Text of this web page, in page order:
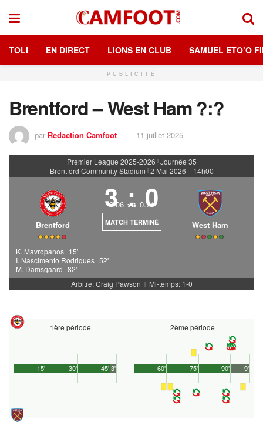
TOLI EN DIRECT LIONS EN CLUB SAMUEL ETO’O
PUBLICITÉ
Brentford – West Ham ?:?
par Redaction Camfoot 11 juillet 2025
Premier League 2025-2026 | Journée 35
Brentford Community Stadium | 2 Mai 2026 - 14h00
Brentford
3 : 0
2.06 xG 0.71
MATCH TERMINÉ West Ham
K. Mavropanos 15'
I. Nascimento Rodrigues 52'
M. Damsgaard 82'
Arbitre: Craig Pawson
| Mi-temps: 1-0
1ère période
45'
15' 30' 3'
2ème période
90'
60' 75' 9'